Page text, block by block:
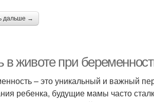
дальше →
в животе при
– это уникальный и важный
ребенка, будущие мамы часто